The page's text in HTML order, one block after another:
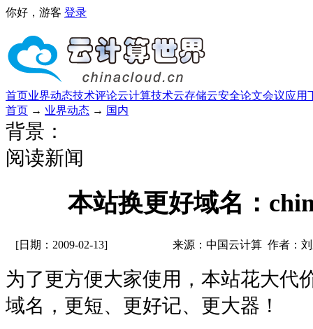
你好，游客 登录
首页业界动态技术评论云计算技术云存储云安全论文会议应用
首页 → 业界动态 → 国内
背景：
阅读新闻
本站换更好域名：
[日期：2009-02-13] 来源：中国云计算 作者：
为了更方便大家使用，本站花大代
域名，更短、更好记、更大器！